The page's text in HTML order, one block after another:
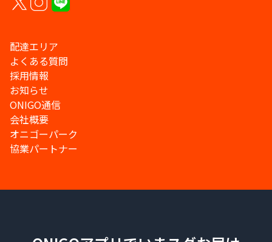
配達エリア
よくある質問
採用情報
お知らせ
ONIGO通信
会社概要
オニゴーパーク
協業パートナー